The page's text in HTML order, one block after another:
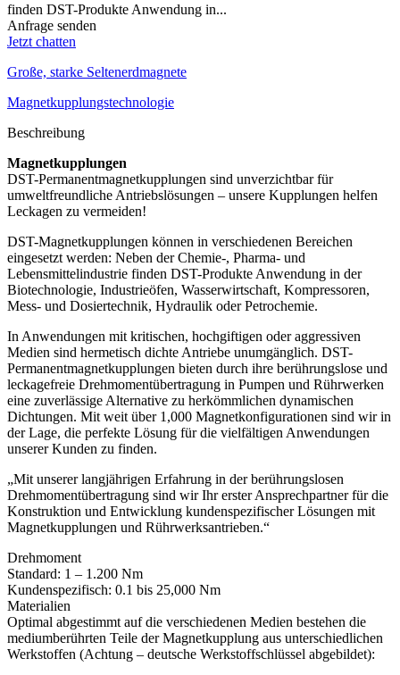
finden DST-Produkte Anwendung in...
Anfrage senden
Jetzt chatten
Große, starke Seltenerdmagnete
Magnetkupplungstechnologie
Beschreibung
Magnetkupplungen
DST-Permanentmagnetkupplungen sind unverzichtbar für
umweltfreundliche Antriebslösungen – unsere Kupplungen helfen
Leckagen zu vermeiden!
DST-Magnetkupplungen können in verschiedenen Bereichen
eingesetzt werden: Neben der Chemie-, Pharma- und
Lebensmittelindustrie finden DST-Produkte Anwendung in der
Biotechnologie, Industrieöfen, Wasserwirtschaft, Kompressoren,
Mess- und Dosiertechnik, Hydraulik oder Petrochemie.
In Anwendungen mit kritischen, hochgiftigen oder aggressiven
Medien sind hermetisch dichte Antriebe unumgänglich. DST-
Permanentmagnetkupplungen bieten durch ihre berührungslose und
leckagefreie Drehmomentübertragung in Pumpen und Rührwerken
eine zuverlässige Alternative zu herkömmlichen dynamischen
Dichtungen. Mit weit über 1,000 Magnetkonfigurationen sind wir in
der Lage, die perfekte Lösung für die vielfältigen Anwendungen
unserer Kunden zu finden.
„Mit unserer langjährigen Erfahrung in der berührungslosen
Drehmomentübertragung sind wir Ihr erster Ansprechpartner für die
Konstruktion und Entwicklung kundenspezifischer Lösungen mit
Magnetkupplungen und Rührwerksantrieben.“
Drehmoment
Standard: 1 – 1.200 Nm
Kundenspezifisch: 0.1 bis 25,000 Nm
Materialien
Optimal abgestimmt auf die verschiedenen Medien bestehen die
mediumberührten Teile der Magnetkupplung aus unterschiedlichen
Werkstoffen (Achtung – deutsche Werkstoffschlüssel abgebildet):